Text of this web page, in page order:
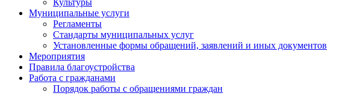
Культуры
Муниципальные услуги
Регламенты
Стандарты муниципальных услуг
Установленные формы обращений, заявлений и иных документов
Мероприятия
Правила благоустройства
Работа с гражданами
Порядок работы с обращениями граждан